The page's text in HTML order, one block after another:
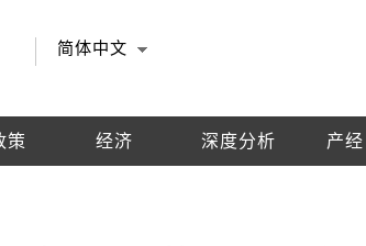
简体中文
策 经济 深度分析 产经